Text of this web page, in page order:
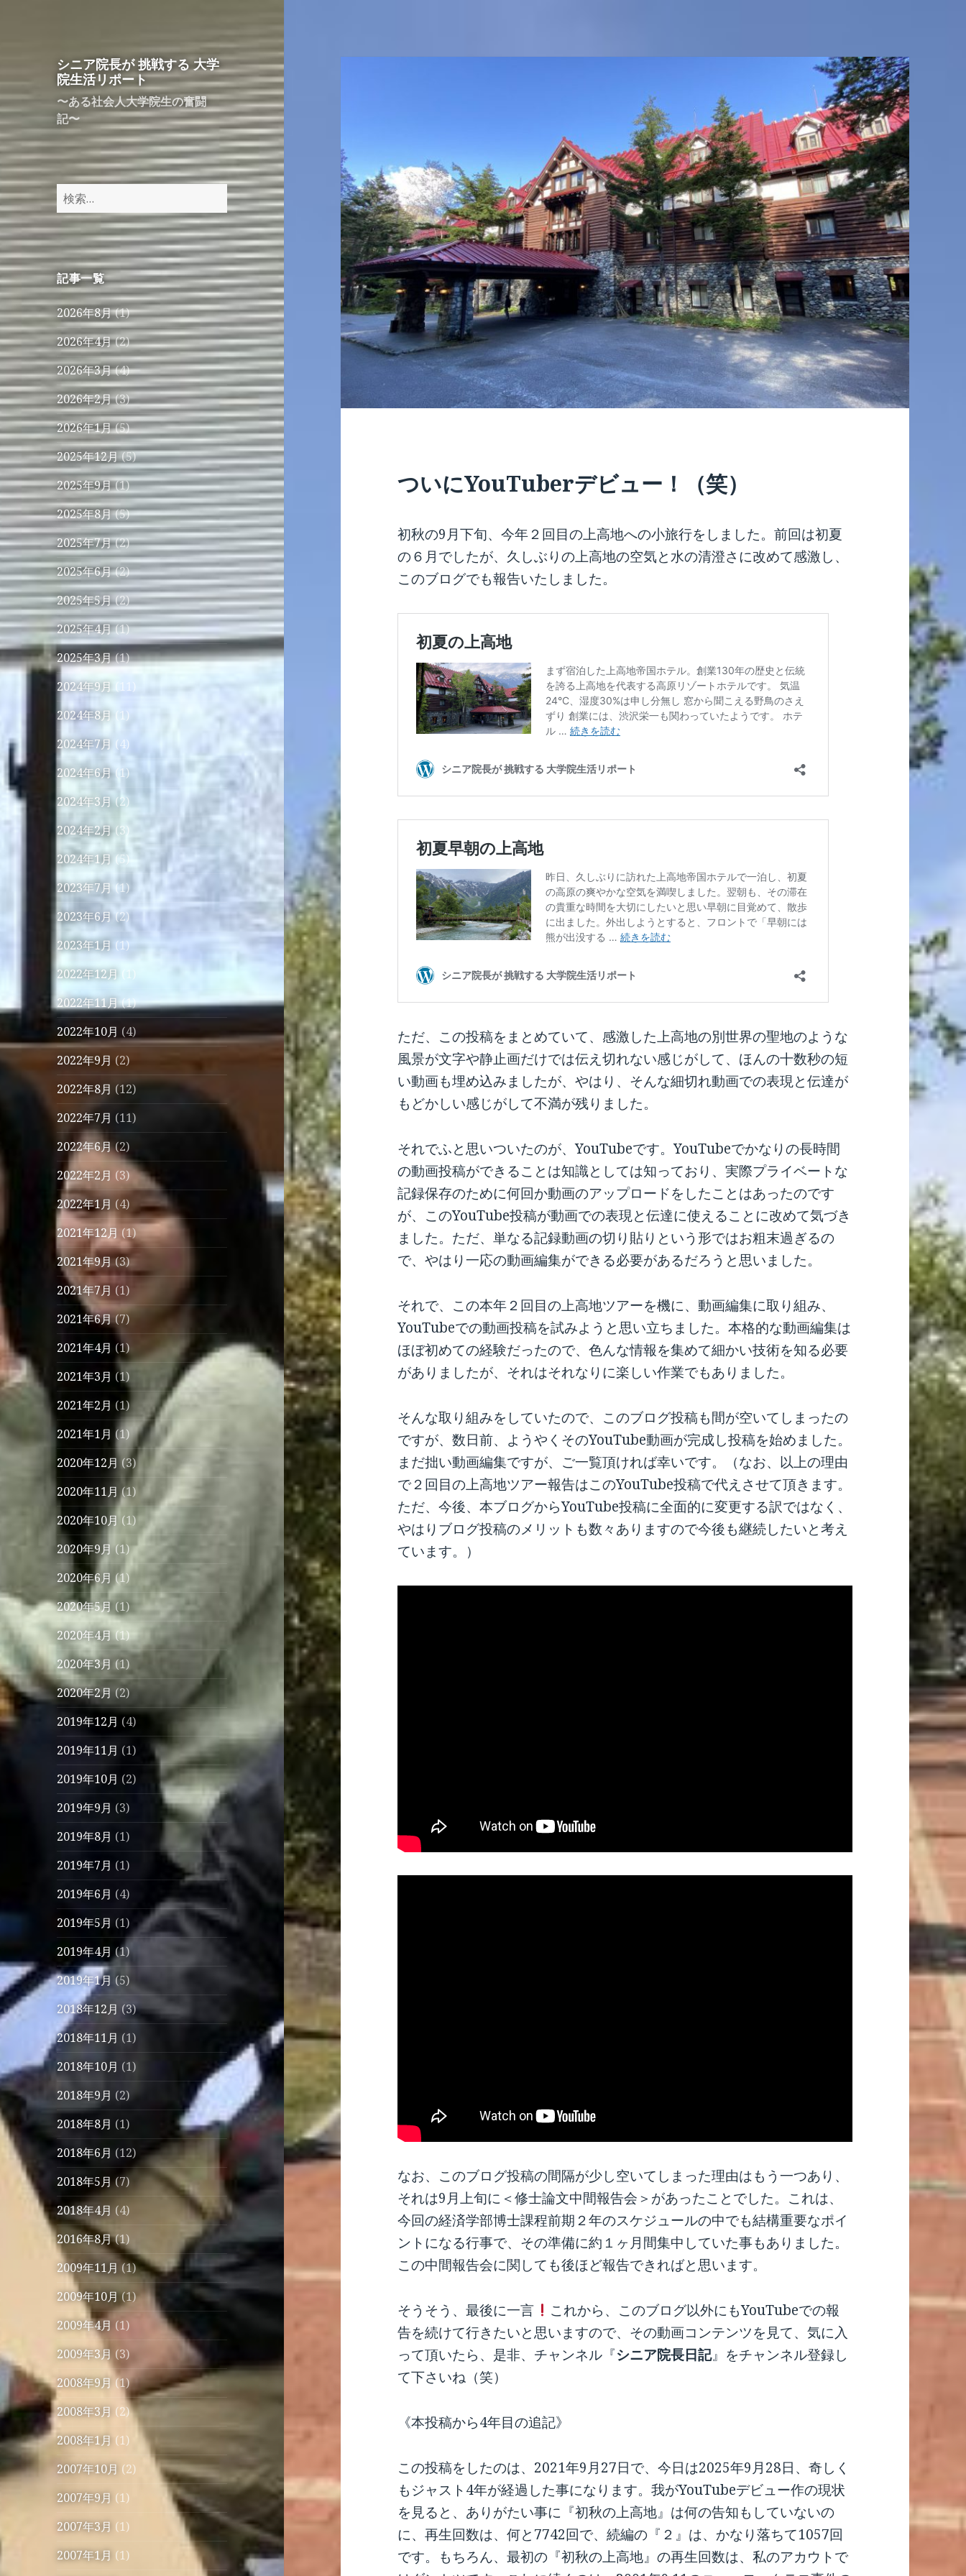
シニア院長が 挑戦する 大学
院生活リポート
〜ある社会人大学院生の奮闘
記〜
検
索:
記事一覧
2026年8月(1)
2026年4月(2)
2026年3月(4)
2026年2月(3)
2026年1月(5)
2025年12月(5)
2025年9月(1)
2025年8月(5)
2025年7月(2)
2025年6月(2)
2025年5月(2)
2025年4月(1)
2025年3月(1)
2024年9月
(11)
2024年8月 (1)
2024年7月 (4)
2024年6月(1)
2024年3月(2)
2024年2月(3)
2024年1月 (5)
2023年7月 (1)
2023年6月(2)
2023年1月 (1)
2022年12月 (1)
2022年11月(1)
2022年10月 (4)
2022年9月 (2)
2022年8月 (12)
2022年7月 (11)
2022年6月(2)
2022年2月 (3)
2022年1月 (4)
2021年12月 (1)
2021年9月(3)
2021年7月 (1)
2021年6月(7)
2021年4月 (1)
2021年3月 (1)
2021年2月 (1)
2021年1月 (1)
2020年12月 (3)
2020年11月 (1)
2020年10月 (1)
2020年9月(1)
2020年6月 (1)
2020年5月 (1)
2020年4月(1)
2020年3月 (1)
2020年2月(2)
2019年12月 (4)
2019年11月 (1)
2019年10月 (2)
2019年9月 (3)
2019年8月 (1)
2019年7月 (1)
2019年6月 (4)
2019年5月 (1)
2019年4月 (1)
2019年1月 (5)
2018年12月 (3)
2018年11月 (1)
2018年10月 (1)
2018年9月 (2)
2018年8月 (1)
2018年6月 (12)
2018年5月(7)
2018年4月 (4)
2016年8月(1)
2009年11月 (1)
2009年10月(1)
2009年4月 (1)
2009年3月 (3)
2008年9月 (1)
2008年3月 (2)
2008年1月 (1)
2007年10月 (2)
2007年9月 (1)
2007年3月 (1)
2007年1月 (1)
ついにYouTuberデビュー！（笑）
初秋の9月下旬、今年２回目の上高地への小旅行をしました。前回は初夏
の６月でしたが、久しぶりの上高地の空気と水の清澄さに改めて感激し、
このブログでも報告いたしました。
ただ、この投稿をまとめていて、感激した上高地の別世界の聖地のような
風景が文字や静止画だけでは伝え切れない感じがして、ほんの十数秒の短
い動画も埋め込みましたが、やはり、そんな細切れ動画での表現と伝達が
もどかしい感じがして不満が残りました。
それでふと思いついたのが、YouTubeです。YouTubeでかなりの長時間
の動画投稿ができることは知識としては知っており、実際プライベートな
記録保存のために何回か動画のアップロードをしたことはあったのです
が、このYouTube投稿が動画での表現と伝達に使えることに改めて気づき
ました。ただ、単なる記録動画の切り貼りという形ではお粗末過ぎるの
で、やはり一応の動画編集ができる必要があるだろうと思いました。
それで、この本年２回目の上高地ツアーを機に、動画編集に取り組み、
YouTubeでの動画投稿を試みようと思い立ちました。本格的な動画編集は
ほぼ初めての経験だったので、色んな情報を集めて細かい技術を知る必要
がありましたが、それはそれなりに楽しい作業でもありました。
そんな取り組みをしていたので、このブログ投稿も間が空いてしまったの
ですが、数日前、ようやくそのYouTube動画が完成し投稿を始めました。
まだ拙い動画編集ですが、ご一覧頂ければ幸いです。（なお、以上の理由
で２回目の上高地ツアー報告はこのYouTube投稿で代えさせて頂きます。
ただ、今後、本ブログからYouTube投稿に全面的に変更する訳ではなく、
やはりブログ投稿のメリットも数々ありますので今後も継続したいと考え
ています。）
なお、このブログ投稿の間隔が少し空いてしまった理由はもう一つあり、
それは9月上旬に＜修士論文中間報告会＞があったことでした。これは、
今回の経済学部博士課程前期２年のスケジュールの中でも結構重要なポイ
ントになる行事で、その準備に約１ヶ月間集中していた事もありました。
この中間報告会に関しても後ほど報告できればと思います。
そうそう、最後に一言
これから、このブログ以外にもYouTubeでの報
告を続けて行きたいと思いますので、その動画コンテンツを見て、気に入
って頂いたら、是非、チャンネル『シニア院長日記』をチャンネル登録し
て下さいね（笑）
《本投稿から4年目の追記》
この投稿をしたのは、2021年9月27日で、今日は2025年9月28日、奇しく
もジャスト4年が経過した事になります。我がYouTubeデビュー作の現状
を見ると、ありがたい事に『初秋の上高地』は何の告知もしていないの
に、再生回数は、何と7742回で、続編の『２』は、かなり落ちて1057回
です。もちろん、最初の『初秋の上高地』の再生回数は、私のアカウトで